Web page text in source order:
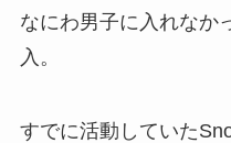
なにわ男子に入れなか
入。
すでに活動していた